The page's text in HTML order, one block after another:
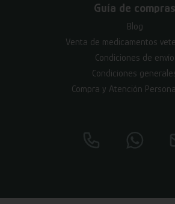
Guía de compras
Blog
Venta de medicamentos
Condiciones de envío
Condiciones
Compra y Atención